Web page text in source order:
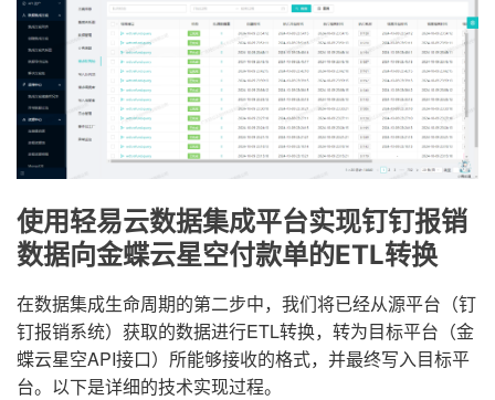
使用轻易云数据集成平台实现钉钉报销
数据向金蝶云星空付款单的ETL转换
在数据集成生命周期的第二步中，我们将已经从源平台（钉
钉报销系统）获取的数据进行ETL转换，转为目标平台（金
蝶云星空API接口）所能够接收的格式，并最终写入目标平
台。以下是详细的技术实现过程。